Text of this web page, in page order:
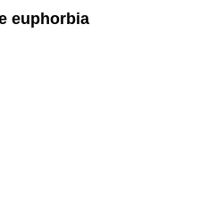
euphorbia